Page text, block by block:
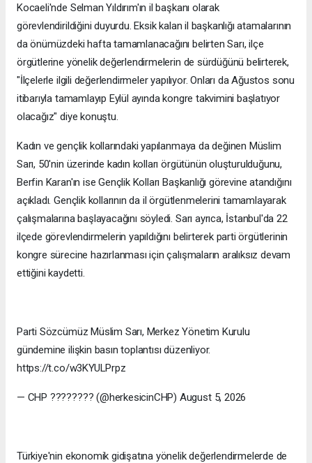
Kocaeli'nde Selman Yıldırım'ın il başkanı olarak
görevlendirildiğini duyurdu. Eksik kalan il başkanlığı atamalarının
da önümüzdeki hafta tamamlanacağını belirten Sarı, ilçe
örgütlerine yönelik değerlendirmelerin de sürdüğünü belirterek,
"İlçelerle ilgili değerlendirmeler yapılıyor. Onları da Ağustos sonu
itibarıyla tamamlayıp Eylül ayında kongre takvimini başlatıyor
olacağız" diye konuştu.
Kadın ve gençlik kollarındaki yapılanmaya da değinen Müslim
Sarı, 50'nin üzerinde kadın kolları örgütünün oluşturulduğunu,
Berfin Karan'ın ise Gençlik Kolları Başkanlığı görevine atandığını
açıkladı. Gençlik kollarının da il örgütlenmelerini tamamlayarak
çalışmalarına başlayacağını söyledi. Sarı ayrıca, İstanbul'da 22
ilçede görevlendirmelerin yapıldığını belirterek parti örgütlerinin
kongre sürecine hazırlanması için çalışmaların aralıksız devam
ettiğini kaydetti.
Parti Sözcümüz Müslim Sarı, Merkez Yönetim Kurulu
gündemine ilişkin basın toplantısı düzenliyor.
https://t.co/w3KYULPrpz
— CHP ???????? (@herkesicinCHP) August 5, 2026
Türkiye'nin ekonomik gidişatına yönelik değerlendirmelerde de